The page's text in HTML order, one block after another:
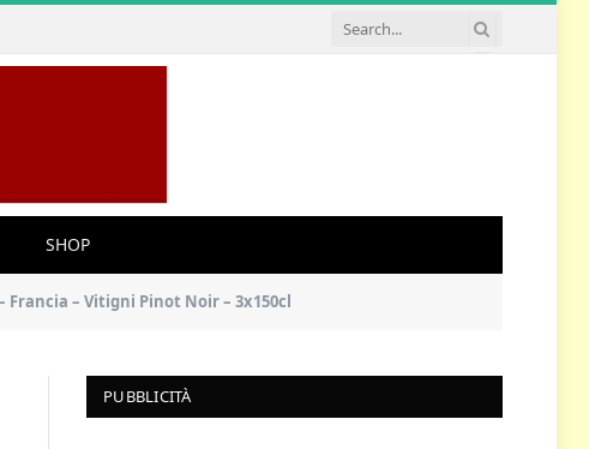
SHOP
Francia – Vitigni Pinot Noir – 3x150cl
PUBBLICITÀ